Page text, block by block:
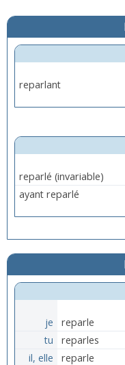
reparlant
ayant reparlé
je
reparle
tu
reparles
il, elle
reparle